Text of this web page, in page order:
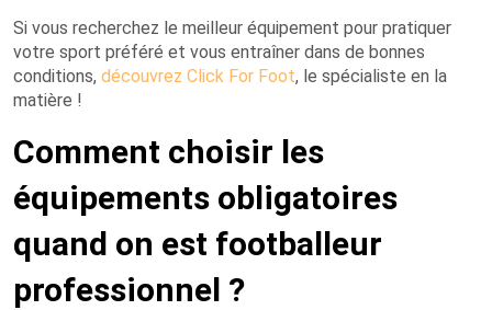
Si vous recherchez le meilleur équipement pour pratiquer
votre sport préféré et vous entraîner dans de bonnes
conditions, découvrez Click For Foot, le spécialiste en la
matière !
Comment choisir les
équipements obligatoires
quand on est footballeur
professionnel ?